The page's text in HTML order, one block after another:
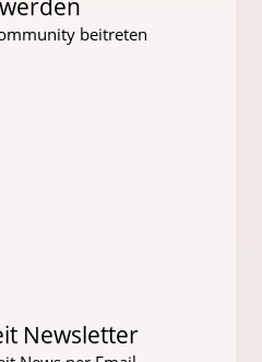
beitreten
Newsletter